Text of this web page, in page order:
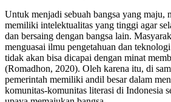
Untuk menjadi sebuah bangsa yang maju,
memiliki intelektualitas yang tinggi agar
dan bersaing dengan bangsa lain.
menguasai ilmu pengetahuan dan
tidak akan bisa dicapai dengan minat
(Romadhon, 2020). Oleh karena itu, di
pemerintah memiliki andil besar dalam
komunitas-komunitas literasi di Indonesia